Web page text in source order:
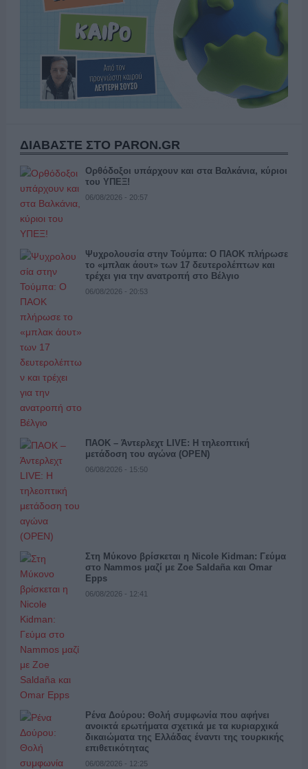
ΔΙΑΒΑΣΤΕ ΣΤΟ PARON.GR
Ορθόδοξοι υπάρχουν και στα Βαλκάνια, κύριοι
του ΥΠΕΞ!
06/08/2026 - 20:57
Ψυχρολουσία στην Τούμπα: Ο ΠΑΟΚ πλήρωσε
το «μπλακ άουτ» των 17 δευτερολέπτων και
τρέχει για την ανατροπή στο Βέλγιο
06/08/2026 - 20:53
ΠΑΟΚ – Άντερλεχτ LIVE: Η τηλεοπτική
μετάδοση του αγώνα (OPEN)
06/08/2026 - 15:50
Στη Μύκονο βρίσκεται η Nicole Kidman: Γεύμα
στο Nammos μαζί με Zoe Saldaña και Omar
Epps
06/08/2026 - 12:41
Ρένα Δούρου: Θολή συμφωνία που αφήνει
ανοικτά ερωτήματα σχετικά με τα κυριαρχικά
δικαιώματα της Ελλάδας έναντι της τουρκικής
επιθετικότητας
06/08/2026 - 12:25